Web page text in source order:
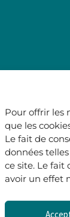
Pour offrir les
que les
Le fait de
données
ce site. Le fait
avoir un effet